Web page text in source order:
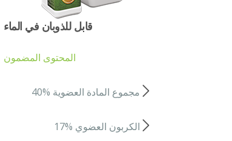
قابل للذوبان في الماء
المحتوى المضمون
مجموع المادة العضوية %40
الكربون العضوي %17